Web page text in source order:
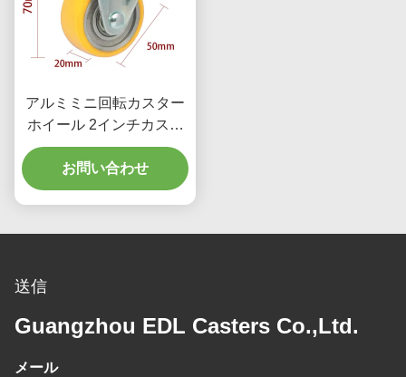
アルミミニ回転カスター
ホイール 2インチカスタ
ーホイール 262P-86A
お問い合わせ
送信
Guangzhou EDL Casters Co.,Ltd.
メール